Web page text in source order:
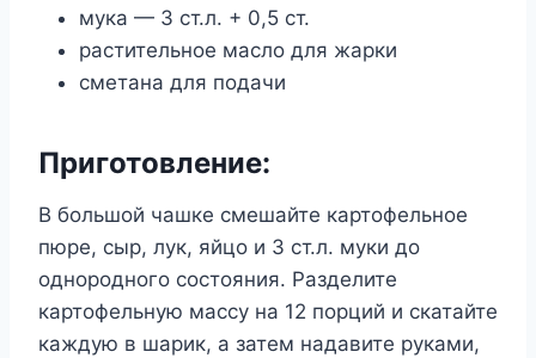
мука — 3 ст.л. + 0,5 ст.
растительное масло для жарки
сметана для подачи
Приготовление:
В большой чашке смешайте картофельное
пюре, сыр, лук, яйцо и 3 ст.л. муки до
однородного состояния. Разделите
картофельную массу на 12 порций и скатайте
каждую в шарик, а затем надавите руками,